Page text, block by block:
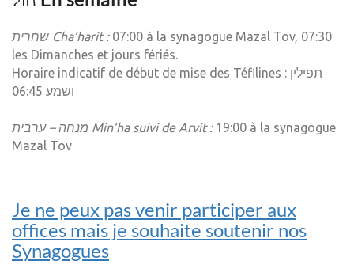
שחרית Cha’harit :07:00 à la synagogue Mazal Tov, 07:30
les Dimanches et jours fériés.
Horaire indicatif de début de mise des Téfilines : תפילין
ושמע 06:45
מנחה – ערבית Min’ha suivi de Arvit : 19:00 à la synagogue
Mazal Tov
Je ne peux pas venir participer aux
offices mais je souhaite soutenir nos
Synagogues